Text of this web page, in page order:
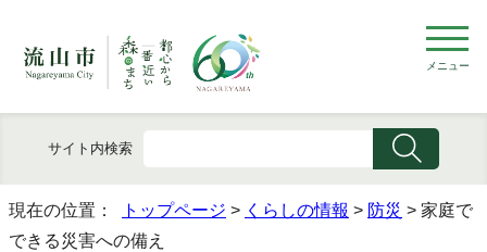
メニュー
サイト内検索
現在の位置： トップページ > くらしの情報 > 防災 > 家庭で
できる災害への備え